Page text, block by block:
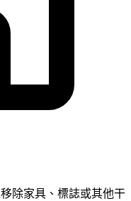
除家具、標誌或其他干